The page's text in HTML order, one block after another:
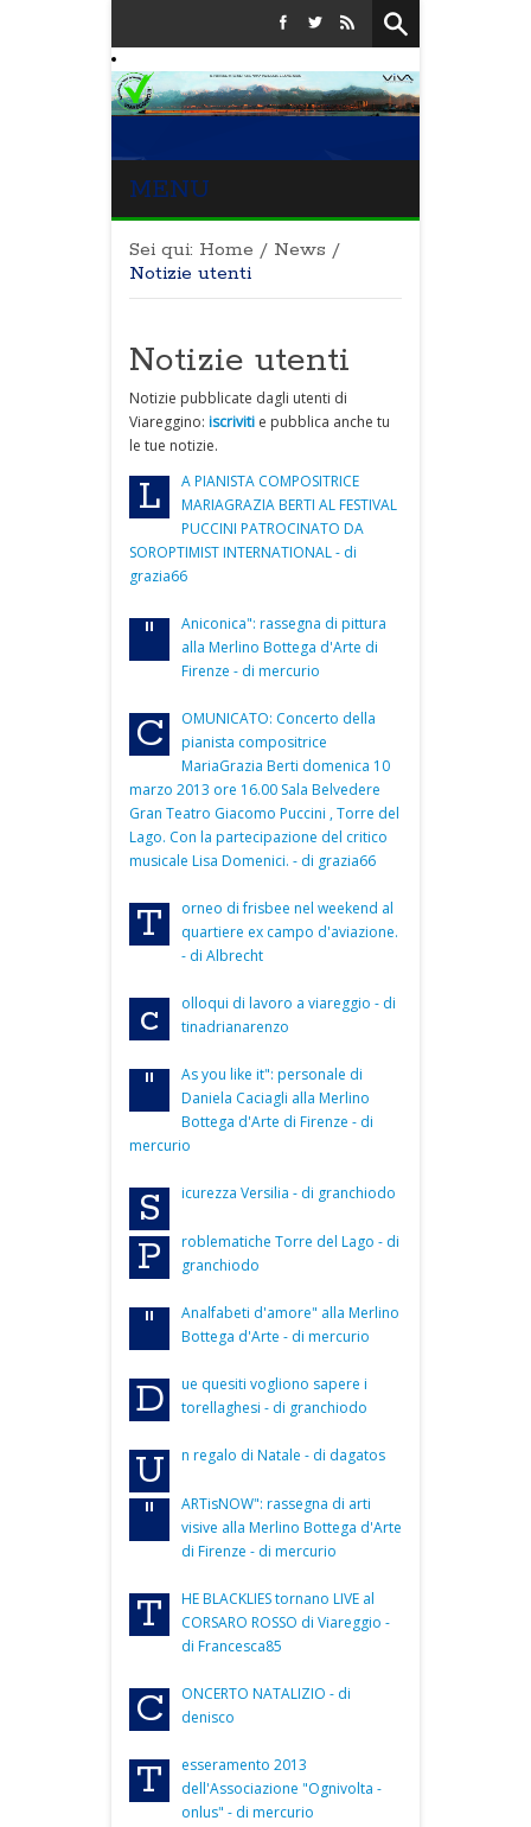
MENU
Sei qui: Home / News /
Notizie utenti
Notizie utenti
Notizie pubblicate dagli utenti di
Viareggino: iscriviti e pubblica anche tu
le tue notizie.
L
A PIANISTA COMPOSITRICE
MARIAGRAZIA BERTI AL FESTIVAL
PUCCINI PATROCINATO DA
SOROPTIMIST INTERNATIONAL - di
grazia66
"
Aniconica": rassegna di pittura
alla Merlino Bottega d'Arte di
Firenze - di mercurio
C
OMUNICATO: Concerto della
pianista compositrice
MariaGrazia Berti domenica 10
marzo 2013 ore 16.00 Sala Belvedere
Gran Teatro Giacomo Puccini , Torre del
Lago. Con la partecipazione del critico
musicale Lisa Domenici. - di grazia66
T
orneo di frisbee nel weekend al
quartiere ex campo d'aviazione.
- di Albrecht
c
olloqui di lavoro a viareggio - di
tinadrianarenzo
"
As you like it": personale di
Daniela Caciagli alla Merlino
Bottega d'Arte di Firenze - di
mercurio
S icurezza Versilia - di granchiodo
P
roblematiche Torre del Lago - di
granchiodo
"
Analfabeti d'amore" alla Merlino
Bottega d'Arte - di mercurio
D
ue quesiti vogliono sapere i
torellaghesi - di granchiodo
U n regalo di Natale - di dagatos
"
ARTisNOW": rassegna di arti
visive alla Merlino Bottega d'Arte
di Firenze - di mercurio
T
HE BLACKLIES tornano LIVE al
CORSARO ROSSO di Viareggio -
di Francesca85
C
ONCERTO NATALIZIO - di
denisco
T
esseramento 2013
dell'Associazione "Ognivolta -
onlus" - di mercurio